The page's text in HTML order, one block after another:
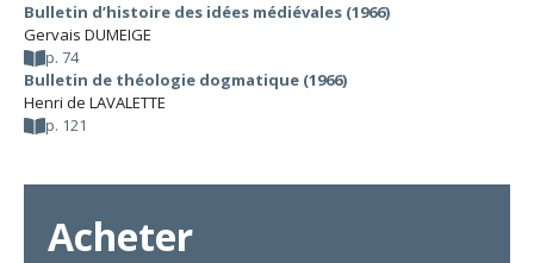
Bulletin d’histoire des idées médiévales (1966)
Gervais DUMEIGE
p. 74
Bulletin de théologie dogmatique (1966)
Henri de LAVALETTE
p. 121
Acheter